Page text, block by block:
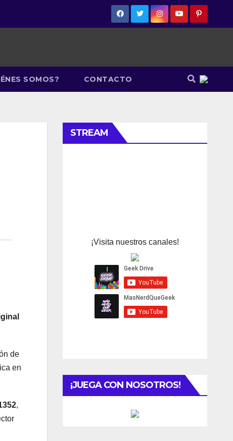
SOMOS? CONTACTO
de
en
,
STREAM
¡Visita nuestros canales!
¡JUEGA CON NOSOTROS!